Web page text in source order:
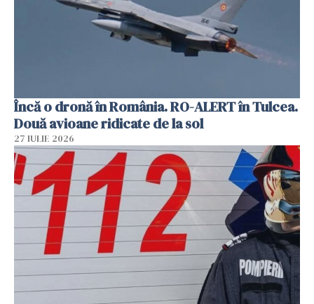
Încă o dronă în România. RO-ALERT în Tulcea.
Două avioane ridicate de la sol
27 IULIE 2026